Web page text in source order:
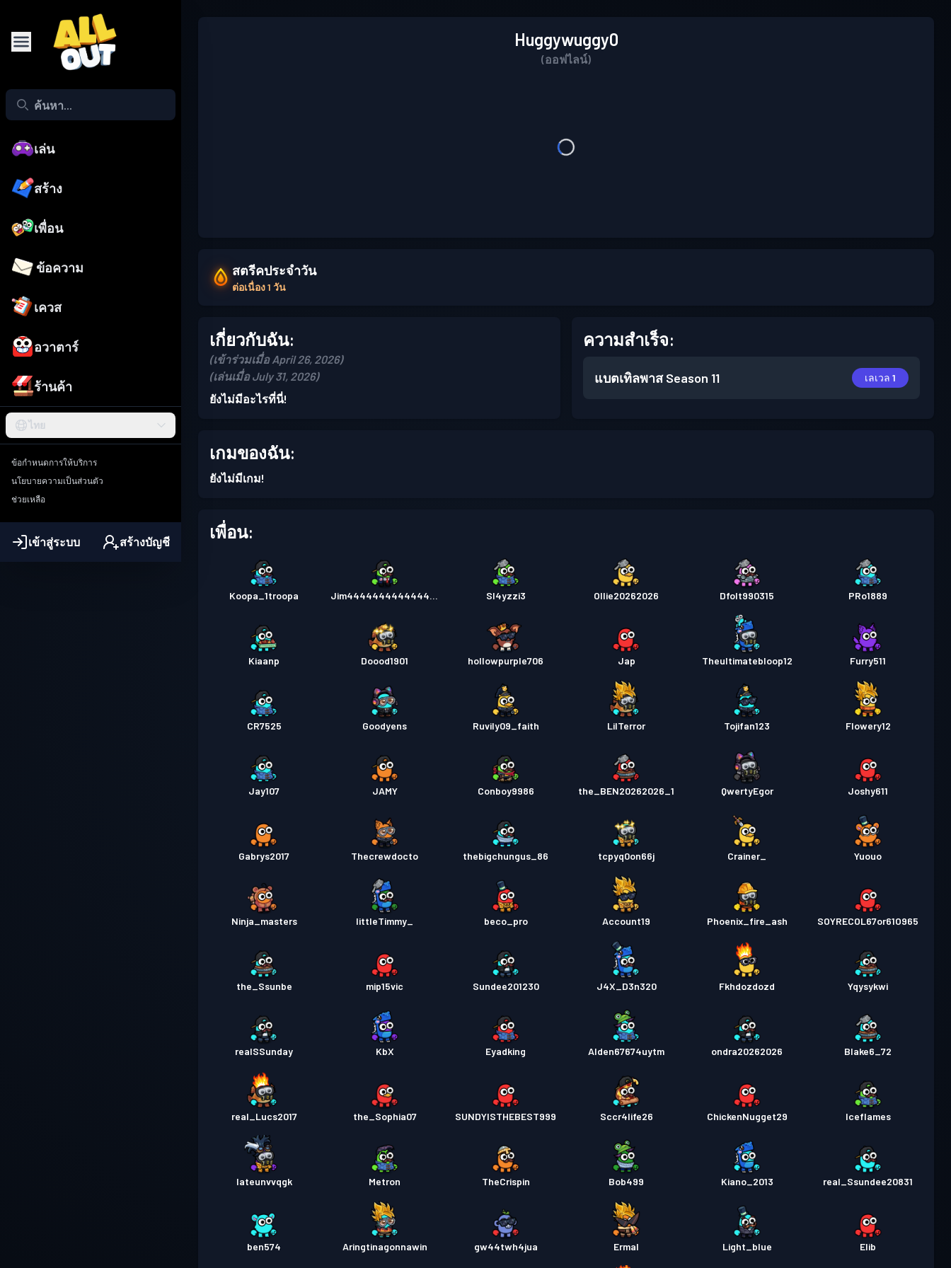
เล่น
สร้าง
เพื่อน
ข้อความ
เควส
อวาตาร์
ร้านค้า
ไทย
ข้อกำหนดการให้บริการ
นโยบายความเป็นส่วนตัว
ช่วยเหลือ
เข้าสู่ระบบ สร้างบัญชี
Huggywuggy0
(ออฟไลน์)
สตรีคประจำวัน
ต่อเนื่อง 1 วัน
เกี่ยวกับฉัน:
(เข้าร่วมเมื่อ April 26, 2026)
(เล่นเมื่อ July 31, 2026)
ยังไม่มีอะไรที่นี่!
ความสำเร็จ:
แบตเทิลพาส Season 11 เลเวล 1
เกมของฉัน:
ยังไม่มีเกม!
เพื่อน:
Koopa_1troopa Jim444444444444444 Sl4yzzi3 Ollie20262026 Dfolt990315 PRo1889
Kiaanp Doood1901 hollowpurple706 Jap Theultimatebloop12 Furry511
CR7525 Goodyens Ruvily09_faith LilTerror Tojifan123 Flowery12
Jay107 JAMY Conboy9986 the_BEN20262026_1 QwertyEgor Joshy611
Gabrys2017 Thecrewdocto thebigchungus_86 tcpyq0on66j Crainer_ Yuouo
Ninja_masters littleTimmy_ beco_pro Account19 Phoenix_fire_ash SOYRECOL67or61O965
the_Ssunbe mip15vic Sundee201230 J4X_D3n320 Fkhdozdozd Yqysykwi
realSSunday KbX Eyadking Alden67674uytm ondra20262026 Blake6_72
real_Lucs2017 the_Sophia07 SUNDYISTHEBEST999 Sccr4life26 ChickenNugget29 Iceflames
lateunvvqgk Metron TheCrispin Bob499 Kiano_2013 real_Ssundee20831
ben574 Aringtinagonnawin gw44twh4jua Ermal Light_blue Elib